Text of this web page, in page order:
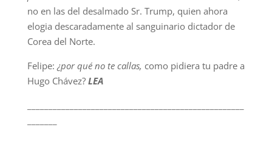
no en las del desalmado Sr. Trump, quien ahora
elogia descaradamente al sanguinario dictador de
Corea del Norte.
Felipe: ¿por qué no te callas, como pidiera tu padre a
Hugo Chávez? LEA